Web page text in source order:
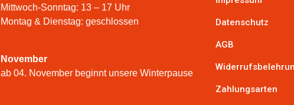
Mittwoch-Sonntag: 13 – 17 Uhr
Montag & Dienstag: geschlossen
November
ab 04. November beginnt unsere Winterpause
Datenschutz
AGB
Zahlungsarten